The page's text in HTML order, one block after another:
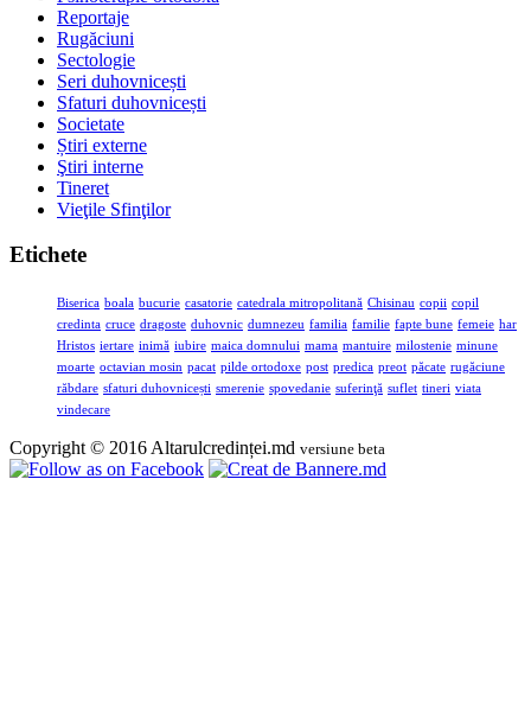
Reportaje
Rugăciuni
Sectologie
Seri duhovnicești
Sfaturi duhovnicești
Societate
Știri externe
Ştiri interne
Tineret
Vieţile Sfinţilor
Etichete
Biserica boala bucurie casatorie catedrala mitropolitană Chisinau copii copil
credinta cruce dragoste duhovnic dumnezeu familia familie fapte bune femeie har
Hristos iertare inimă iubire maica domnului mama mantuire milostenie minune
moarte octavian mosin pacat pilde ortodoxe post predica preot păcate rugăciune
răbdare sfaturi duhovnicești smerenie spovedanie suferinţă suflet tineri viata
vindecare
Copyright © 2016 Altarulcredinței.md versiune beta